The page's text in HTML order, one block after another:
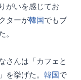
がいを感じてお
ターが韓国でもブ
さんは「カフェと
挙げた。 韓国で